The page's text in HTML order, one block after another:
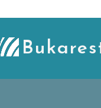
to
content